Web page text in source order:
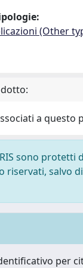
(Other
a questo
sono protetti
riservati, salvo
per